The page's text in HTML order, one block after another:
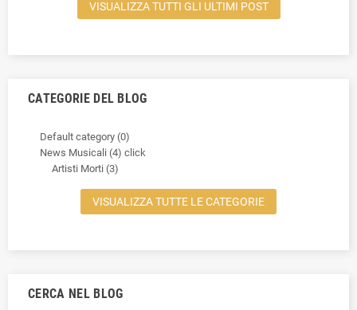
VISUALIZZA TUTTI GLI ULTIMI POST
CATEGORIE DEL BLOG
Default category (0)
News Musicali (4) click
Artisti Morti (3)
VISUALIZZA TUTTE LE CATEGORIE
CERCA NEL BLOG